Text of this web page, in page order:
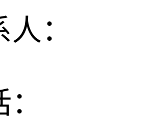
：